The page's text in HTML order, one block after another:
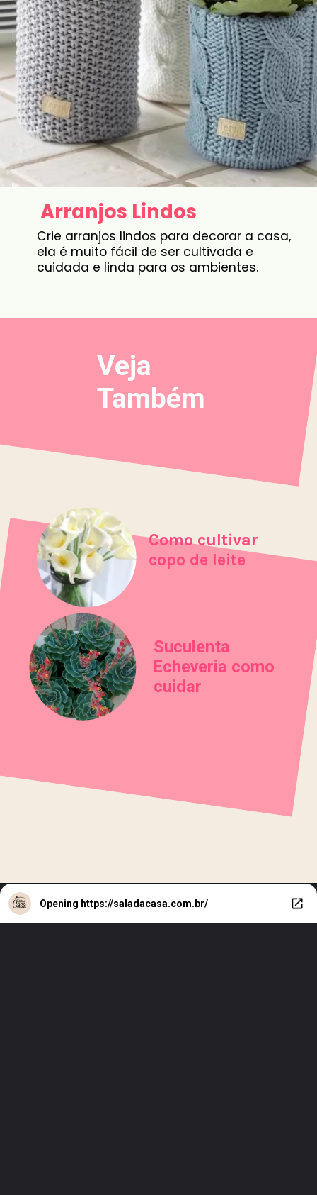
Arranjos Lindos
Crie arranjos lindos para decorar a casa,
ela é muito fácil de ser cultivada e
cuidada e linda para os ambientes.
Veja
Também
Como cultivar
copo de leite
Suculenta
Echeveria como
cuidar
Opening https://saladacasa.com.br/